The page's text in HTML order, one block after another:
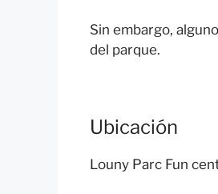
Sin embargo,
del parque.
Ubicación
Louny Parc Fun